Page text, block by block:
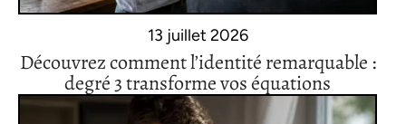
13 juillet 2026
Découvrez comment l’identité remarquable :
degré 3 transforme vos équations